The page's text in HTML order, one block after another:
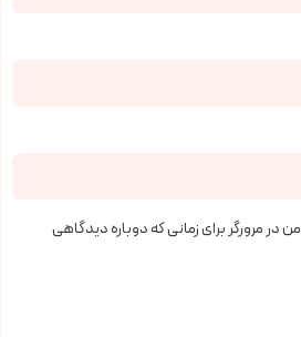
در مرورگر برای زمانی که دوباره دیدگاهی